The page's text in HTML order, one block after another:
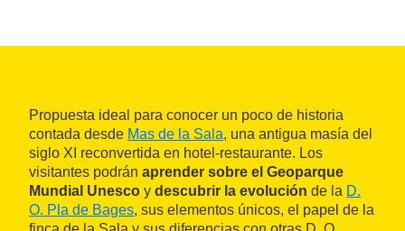
Propuesta ideal para conocer un poco de historia
contada desde Mas de la Sala, una antigua masía del
siglo XI reconvertida en hotel-restaurante. Los
visitantes podrán aprender sobre el Geoparque
Mundial Unesco y descubrir la evolución de la D.
O. Pla de Bages, sus elementos únicos, el papel de la